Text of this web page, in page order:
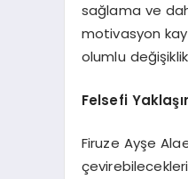
sağlama ve
motivasyon
olumlu
Felsefi
Firuze Ayşe